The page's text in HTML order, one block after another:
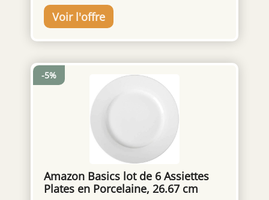
récipient sont faciles à retirer, faciles à
utiliser et à nettoyer, lavables au lave-
non poreuse qui empêche les bactéries de
se déposer. Elle est très facile à nettoyer et
totalement hygiénique. Fabriquée en France.
Compatible micro-ondes et lave-vaisselle.
Amazon Basics lot de 6 Assiettes
Plates en Porcelaine, 26.67 cm
-5%